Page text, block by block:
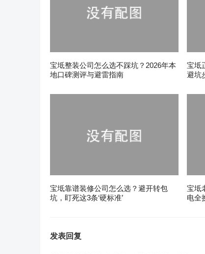
宝坻整装公司怎么选不踩坑？2026年本
地口碑测评与避雷指南
宝坻
避坑
宝坻靠谱装修公司怎么选？避开转包
坑，盯死这3条‘硬标准’
宝坻
电全
发表回复